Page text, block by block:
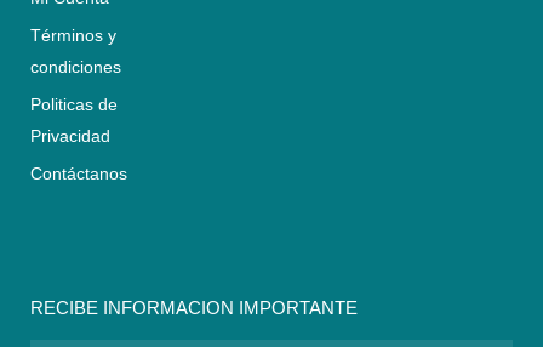
Términos y
condiciones
Politicas de
Privacidad
Contáctanos
RECIBE INFORMACION IMPORTANTE